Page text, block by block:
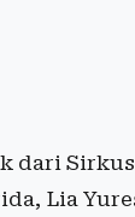
Lia